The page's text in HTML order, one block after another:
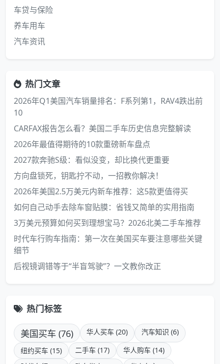
车贷与保险
养车用车
汽车资讯
热门文章
2026年Q1美国汽车销量排名：F系列第1，RAV4跌出前
10
CARFAX报告怎么看？美国二手车历史信息完整解读
2026年最值得期待的10款重磅新车盘点
2027款奔驰S级：看似没变，却比换代更重要
方向盘锁死，钥匙拧不动，一招教你解决！
2026年美国2.5万美元内新车推荐：这5款更值得买
如何自己动手去除车窗贴膜：省钱又简单的实用指南
3万美元预算如何买到理想宝马？2026北美二手车推荐
时代车行购车指南：第一次在美国买车要注意哪些关键
细节
后视镜调错等于“半盲驾驶”？一文教你改正
热门标签
美国买车 (76) 华人买车 (20) 汽车知识 (6)
纽约买车 (15) 二手车 (17)
华人购车 (14)